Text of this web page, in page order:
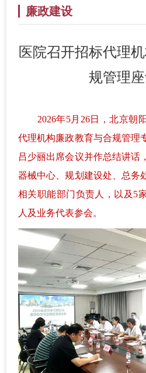
廉政建设
医院召开招标代理
规管理
2026年5月26日，北京朝
代理机构廉政教育与合规管理
吕少丽出席会议并作总结讲话
器械中心、规划建设处、总务
相关职能部门负责人，以及5
人及业务代表参会。